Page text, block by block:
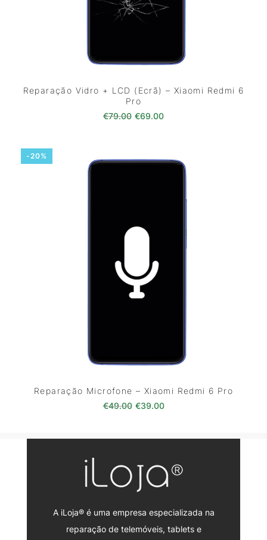
Reparação Vidro + LCD (Ecrã) – Xiaomi Redmi 6
Pro
€79.00 O preço original era: €79.00.
€69.00O preço atual é:
-20%
Reparação Microfone – Xiaomi Redmi 6 Pro
€49.00 O preço original era: €49.00.
€39.00O preço atual é:
A iLoja® é uma empresa especializada na
reparação de telemóveis, tablets e